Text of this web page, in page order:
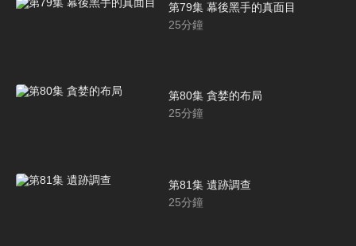
第79集 幕後黑手的真面目
25分鐘
第80集 貪婪的布局
25分鐘
第81集 遺跡調查
25分鐘